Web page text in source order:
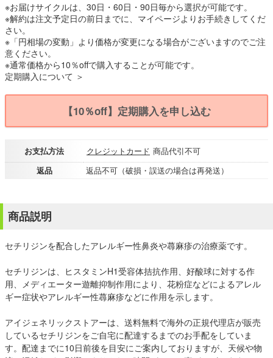
※お届けサイクルは、30日・60日・90日毎から選択が可能です。
※解約は注文予定日の前日までに、マイページよりお手続きしてくだ
さい。
※「円相場の変動」より価格が変更になる場合がございますのでご注
意ください。
※通常価格から10％offで購入することが可能です。
定期購入について ＞
【10％off】定期購入を申し込む
お支払方法 クレジットカード 商品代引不可
返品
返品不可（破損・誤送の場合は再発送）
商品説明
セチリジンを配合したアレルギー性鼻炎や蕁麻疹の治療薬です。
セチリジンは、ヒスタミンH1受容体拮抗作用、好酸球に対する作
用、メディエーター遊離抑制作用により、花粉症などによるアレル
ギー症状やアレルギー性蕁麻疹などに作用を示します。
アイジェネリックストアーは、送料無料で海外の正規代理店が販売
しているセチリジンをご自宅に配達するまでのお手配をしていま
す。配達までに10日前後を目安にご案内しておりますが、天候や物